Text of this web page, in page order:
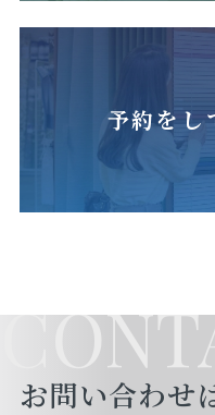
予約をし
お問い合わせ